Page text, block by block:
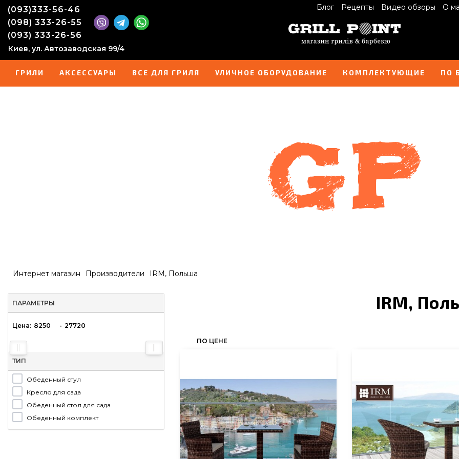
Блог Рецепты Видео обзоры О
(093)333-56-46
(098) 333-26-55
(093) 333-26-56
Киев, ул. Автозаводская 99/4
ГРИЛИ АКСЕССУАРЫ ВСЕ ДЛЯ ГРИЛЯ УЛИЧНОЕ ОБОРУДОВАНИЕ КОМПЛЕКТУЮЩИЕ ПО
Интернет магазин Производители IRM, Польша
ПАРАМЕТРЫ
Цена: -
ТИП
Обеденный стул
Кресло для сада
Обеденный cтол для сада
Обеденный комплект
IRM,
ПО ЦЕНЕ